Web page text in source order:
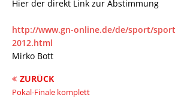
Hier der direkt Link zur Abstimmung
http://www.gn-online.de/de/sport/
2012.html
Mirko Bott
ZURÜCK
Pokal-Finale komplett